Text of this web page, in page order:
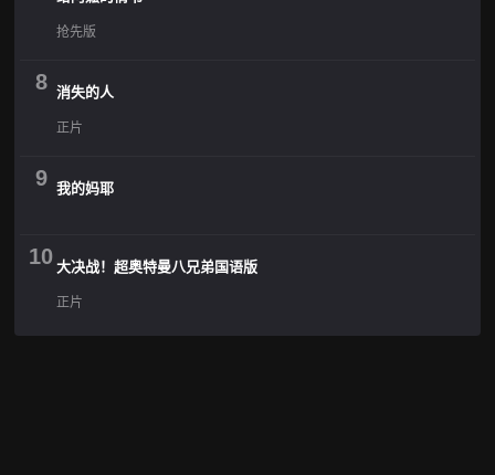
抢先版
8 消失的人
正片
9 我的妈耶
10 大决战！超奥特曼八兄弟国语版
正片